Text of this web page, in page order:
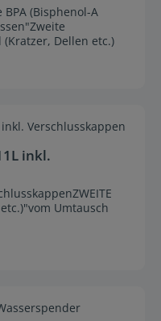
(Bisphenol-A
Dellen etc.)
0 von 5 Sternen
inkl.
Umtausch
0 von 5 Sternen